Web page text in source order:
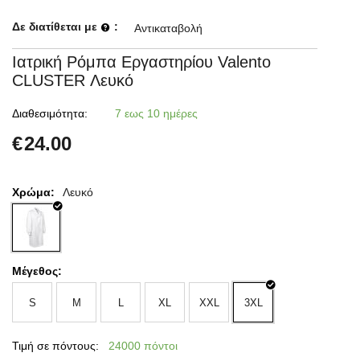
Δε διατίθεται με : Αντικαταβολή
Ιατρική Ρόμπα Εργαστηρίου Valento
CLUSTER Λευκό
Διαθεσιμότητα: 7 εως 10 ημέρες
€24.00
Χρώμα: Λευκό
Μέγεθος:
S M L XL XXL 3XL
Τιμή σε πόντους:
24000 πόντοι